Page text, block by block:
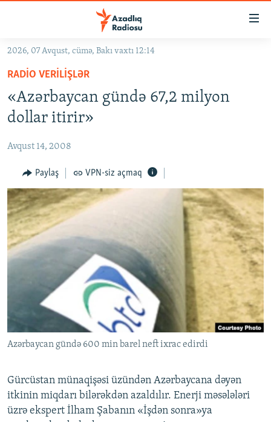
Əsas
qayıt
Əsas
naviqasiyaya
qayıt
GÜNDƏM
KORRUPSIOMETR
FƏRQƏ BAX
QANUNI DOĞRU
ARAŞDIRMA
MULTIMEDIA
VIDEO
FOTOQALEREYA
İNFOQRAFIKA
KARIKATURA
RADIO ARXIV
OXU ZALI
AZƏRBAYCAN ƏDƏBIYYATI KITABXANASI
İSLAM VƏ DEMOKRATIYA
İZ - MƏDƏNIYYƏT PROQRAMI
HAQQIMIZDA
MISSIYAMIZ
PEŞƏ ETIKASI VƏ JURNALISTIKA STANDARTLARIMIZ
MATERIALLARIMIZDAN ISTIFADƏ
AZADLIQRADIOSU MOBIL TELEFONUNUZDA
XƏBƏR BÜLLETENLƏRIMIZ
RFE/RL-in bütün saytları
2026, 07 Avqust, cümə, Bakı vaxtı 12:14
RADIO VERILIŞLƏR
«Azərbaycan gündə 67,2 milyon
dollar itirir»
Avqust 14, 2008
Paylaş VPN-siz açmaq
Azərbaycan gündə 600 min barel neft ixrac edirdi
Gürcüstan münaqişəsi üzündən Azərbaycana dəyən
itkinin miqdarı bilərəkdən azaldılır. Enerji məsələləri
üzrə ekspert İlham Şabanın «İşdən sonra»ya